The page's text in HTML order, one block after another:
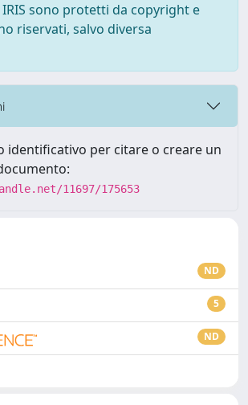
sono protetti da copyright e
riservati, salvo diversa
identificativo per citare o creare un
11697/175653
ND
5
ND